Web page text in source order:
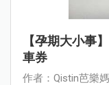
【孕期大小事
車券
作者：Qistin芭樂媽